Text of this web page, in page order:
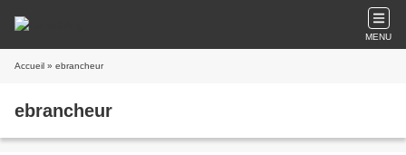
MENU
Accueil » ebrancheur
ebrancheur